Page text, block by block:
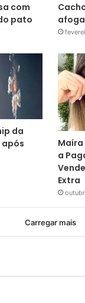
com
pato
da
após
a
Extra
Carregar mais